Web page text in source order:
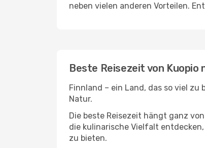
neben vielen anderen Vorteilen.
Beste Reisezeit von Kuopio
Finnland – ein Land, das so viel
Natur.
Die beste Reisezeit hängt ganz
die kulinarische Vielfalt
zu bieten.